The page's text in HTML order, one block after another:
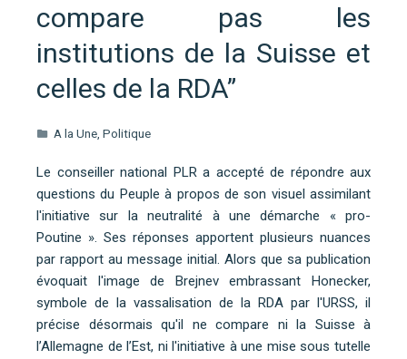
compare pas les
institutions de la Suisse et
celles de la RDA”
A la Une, Politique
Le conseiller national PLR a accepté de répondre aux
questions du Peuple à propos de son visuel assimilant
l'initiative sur la neutralité à une démarche « pro-
Poutine ». Ses réponses apportent plusieurs nuances
par rapport au message initial. Alors que sa publication
évoquait l'image de Brejnev embrassant Honecker,
symbole de la vassalisation de la RDA par l'URSS, il
précise désormais qu'il ne compare ni la Suisse à
l’Allemagne de l’Est, ni l'initiative à une mise sous tutelle